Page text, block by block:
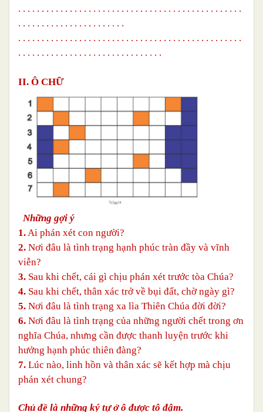
. . . . . . . . . . . . . . . . . . . . . . . . . . . . . . . . . . . . . . . . . . . . . . . .
. . . . . . . . . . . . . . . . . . . . . . .
. . . . . . . . . . . . . . . . . . . . . . . . . . . . . . . . . . . . . . . . . . . . . . . .
. . . . . . . . . . . . . . . . . . . . . . . . . . . . . . .
II. Ô CHỮ
Những gợi ý
1. Ai phán xét con người?
2. Nơi đâu là tình trạng hạnh phúc tràn đầy và vĩnh
viễn?
3. Sau khi chết, cái gì chịu phán xét trước tòa Chúa?
4. Sau khi chết, thân xác trở về bụi đất, chờ ngày gì?
5. Nơi đâu là tình trạng xa lìa Thiên Chúa đời đời?
6. Nơi đâu là tình trạng của những người chết trong ơn
nghĩa Chúa, nhưng cần được thanh luyện trước khi
hưởng hạnh phúc thiên đàng?
7. Lúc nào, linh hồn và thân xác sẽ kết hợp mà chịu
phán xét chung?
Chủ đề là những ký tự ở ô được tô đậm.